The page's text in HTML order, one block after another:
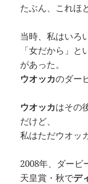
たぶん、これほ
当時、私はいろ
「女だから」
があった。
ウオッカのダー
ウオッカはその
だけど、
私はただウオッ
2008年、ダービ
天皇賞・秋でデ